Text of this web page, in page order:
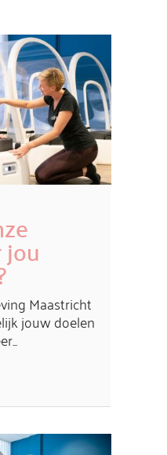
Maastricht
jouw doelen